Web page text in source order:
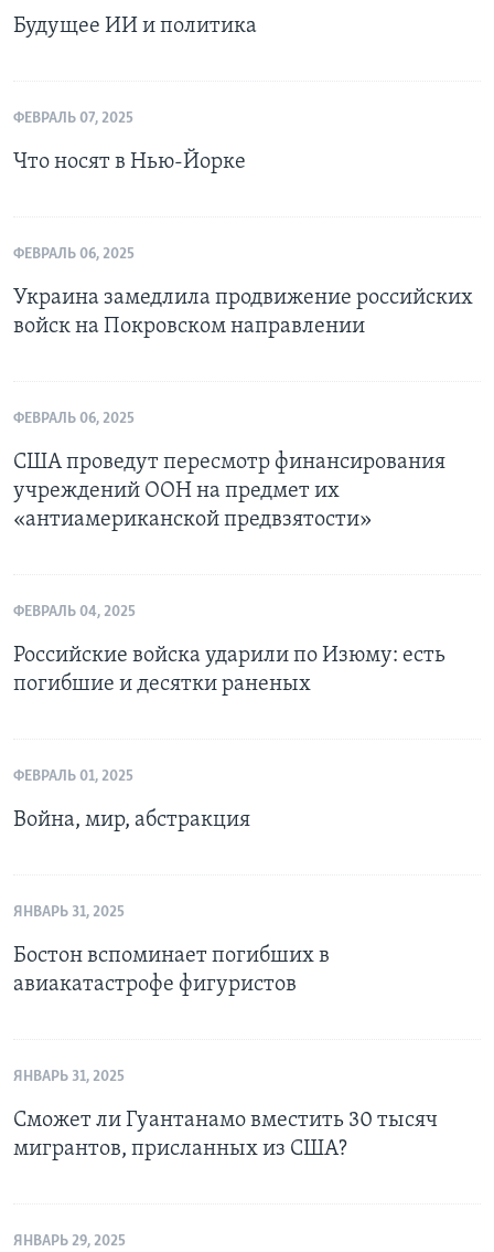
Будущее ИИ и политика
ФЕВРАЛЬ 07, 2025
Что носят в Нью-Йорке
ФЕВРАЛЬ 06, 2025
Украина замедлила продвижение российских
войск на Покровском направлении
ФЕВРАЛЬ 06, 2025
США проведут пересмотр финансирования
учреждений ООН на предмет их
«антиамериканской предвзятости»
ФЕВРАЛЬ 04, 2025
Российские войска ударили по Изюму: есть
погибшие и десятки раненых
ФЕВРАЛЬ 01, 2025
Война, мир, абстракция
ЯНВАРЬ 31, 2025
Бостон вспоминает погибших в
авиакатастрофе фигуристов
ЯНВАРЬ 31, 2025
Сможет ли Гуантанамо вместить 30 тысяч
мигрантов, присланных из США?
ЯНВАРЬ 29, 2025